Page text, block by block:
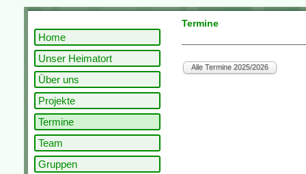
Home
Unser Heimatort
Über uns
Projekte
Termine
Team
Gruppen
Termine